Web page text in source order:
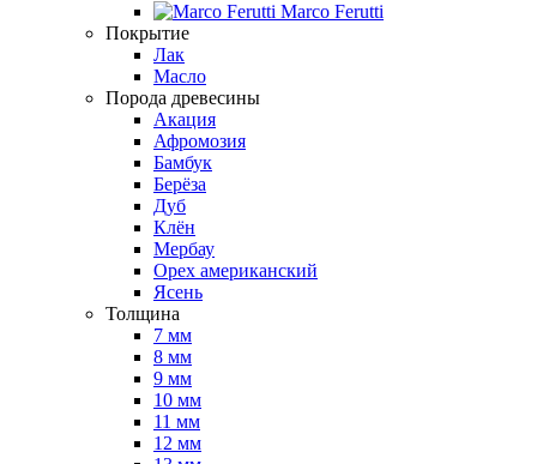
Marco Ferutti
Покрытие
Лак
Масло
Порода древесины
Акация
Афромозия
Бамбук
Берёза
Дуб
Клён
Мербау
Орех американский
Ясень
Толщина
7 мм
8 мм
9 мм
10 мм
11 мм
12 мм